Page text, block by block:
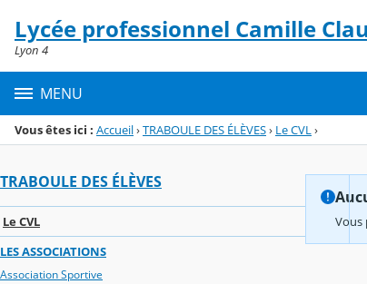
Menu de la rubrique
Contenu
Lycée professionnel Camille
Lyon 4
MENU
Vous êtes ici : Accueil›TRABOULE DES ÉLÈVES› Le CVL›
TRABOULE DES ÉLÈVES
Le CVL
LES ASSOCIATIONS
Association Sportive
Vous